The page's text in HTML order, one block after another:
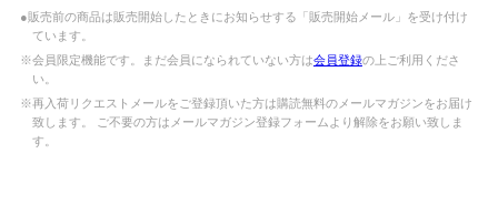
●販売前の商品は販売開始したときにお知らせする「販売開始メール」を受け付け
ています。
※会員限定機能です。まだ会員になられていない方は会員登録の上ご利用くださ
い。
※再入荷リクエストメールをご登録頂いた方は購読無料のメールマガジンをお届け
致します。 ご不要の方はメールマガジン登録フォームより解除をお願い致しま
す。